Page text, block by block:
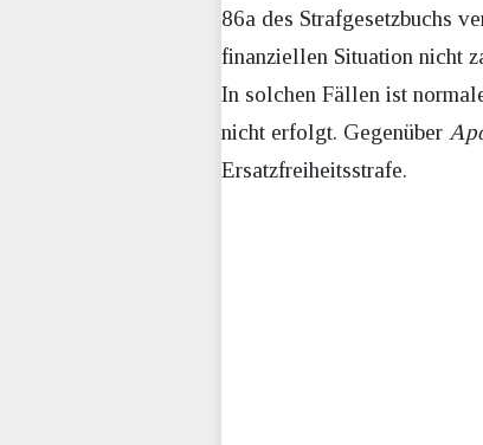
86a des Strafgesetzbuchs
finanziellen Situation nicht
In solchen Fällen ist
nicht erfolgt. Gegenüber
Ersatzfreiheitsstrafe.